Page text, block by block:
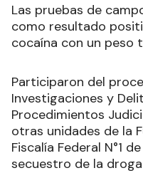
Las pruebas de
como resultado
cocaína con un peso
Participaron del
Investigaciones y
Procedimientos
otras unidades de la
Fiscalía Federal N°1
secuestro de la